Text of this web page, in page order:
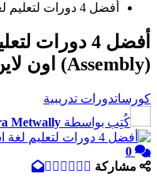
أفضل 4 دورات لتعليم لغة اسمبلي (Assembly) اون لاين
أفضل 4 دورات
(Assembly) اون لاين
كورساتدورات تدريبية
كُتِب بواسطة Metwally
0
مشاركة